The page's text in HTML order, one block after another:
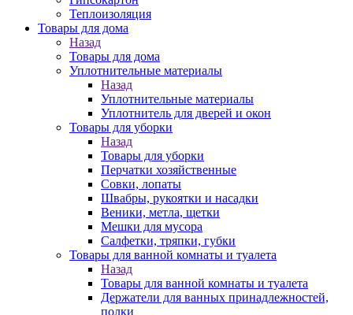
Теплоизоляция
Товары для дома
Назад
Товары для дома
Уплотнительные материалы
Назад
Уплотнительные материалы
Уплотнитель для дверей и окон
Товары для уборки
Назад
Товары для уборки
Перчатки хозяйственные
Совки, лопаты
Швабры, рукоятки и насадки
Веники, метла, щетки
Мешки для мусора
Салфетки, тряпки, губки
Товары для ванной комнаты и туалета
Назад
Товары для ванной комнаты и туалета
Держатели для ванных принадлежностей,
полки